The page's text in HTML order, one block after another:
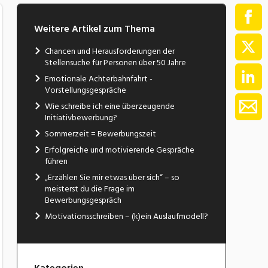
Weitere Artikel zum Thema
Chancen und Herausforderungen der
Stellensuche für Personen über 50 Jahre
Emotionale Achterbahnfahrt -
Vorstellungsgespräche
Wie schreibe ich eine überzeugende
Initiativbewerbung?
Sommerzeit = Bewerbungszeit
Erfolgreiche und motivierende Gespräche
führen
„Erzählen Sie mir etwas über sich“ – so
meisterst du die Frage im
Bewerbungsgespräch
Motivationsschreiben – (k)ein Auslaufmodell?